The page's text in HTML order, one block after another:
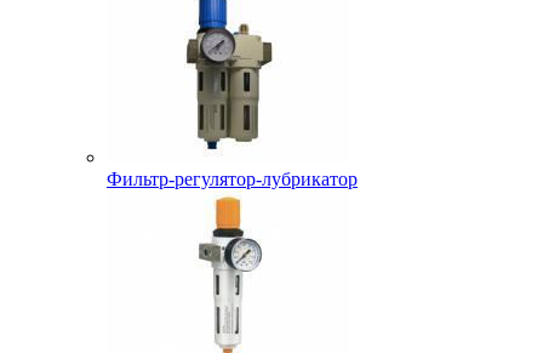
Фильтр-регулятор-лубрикатор